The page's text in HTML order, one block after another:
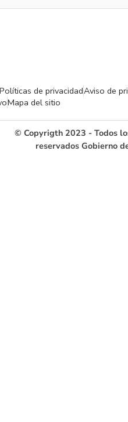
Políticas de privacidadAviso de
Mapa del sitio
© Copyrigth 2023 - Todos
reservados Gobierno